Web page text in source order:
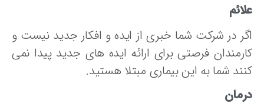
در شرکت شما خبری از ایده و افکار جدید نیست و
فرصتی برای ارائه ایده های جدید پیدا نمی
شما به این بیماری مبتلا هستید.